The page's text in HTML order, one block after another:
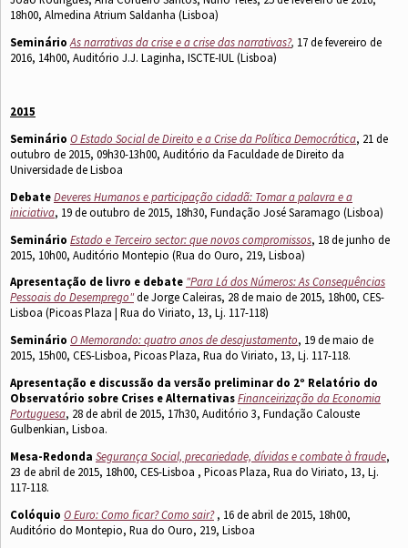
18h00, Almedina Atrium Saldanha (Lisboa)
Seminário As narrativas da crise e a crise das narrativas?, 17 de fevereiro de
2016, 14h00, Auditório J.J. Laginha, ISCTE-IUL (Lisboa)
2015
Seminário O Estado Social de Direito e a Crise da Política Democrática, 21 de
outubro de 2015, 09h30-13h00, Auditório da Faculdade de Direito da
Universidade de Lisboa
DebateDeveres Humanos e participação cidadã: Tomar a palavra e a
iniciativa, 19 de outubro de 2015, 18h30, Fundação José Saramago (Lisboa)
Seminário Estado e Terceiro sector: que novos compromissos, 18 de junho de
2015, 10h00, Auditório Montepio (Rua do Ouro, 219, Lisboa)
Apresentação de livro e debate "Para Lá dos Números: As Consequências
Pessoais do Desemprego"de Jorge Caleiras, 28 de maio de 2015, 18h00, CES-
Lisboa (Picoas Plaza | Rua do Viriato, 13, Lj. 117-118)
Seminário O Memorando: quatro anos de desajustamento, 19 de maio de
2015, 15h00, CES-Lisboa, Picoas Plaza, Rua do Viriato, 13, Lj. 117-118.
Apresentação e discussão da versão preliminar do 2º Relatório do
Observatório sobre Crises e AlternativasFinanceirização da Economia
Portuguesa, 28 de abril de 2015, 17h30, Auditório 3, Fundação Calouste
Gulbenkian, Lisboa.
Mesa-Redonda Segurança Social, precariedade, dívidas e combate à fraude,
23 de abril de 2015, 18h00, CES-Lisboa , Picoas Plaza, Rua do Viriato, 13, Lj.
117-118.
Colóquio O Euro: Como ficar? Como sair?, 16 de abril de 2015, 18h00,
Auditório do Montepio, Rua do Ouro, 219, Lisboa